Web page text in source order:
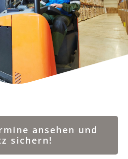
ansehen und
sichern!